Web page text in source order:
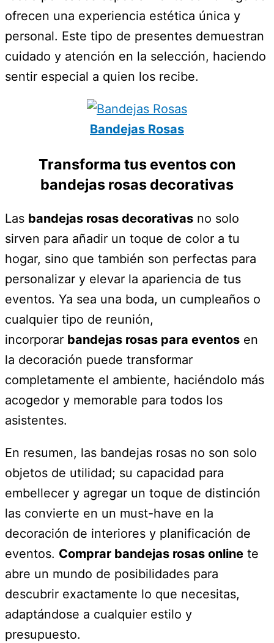
ofrecen una experiencia estética única y
personal. Este tipo de presentes demuestran
cuidado y atención en la selección, haciendo
sentir especial a quien los recibe.
Bandejas Rosas
Transforma tus eventos con
bandejas rosas decorativas
Las bandejas rosas decorativas no solo
sirven para añadir un toque de color a tu
hogar, sino que también son perfectas para
personalizar y elevar la apariencia de tus
eventos. Ya sea una boda, un cumpleaños o
cualquier tipo de reunión,
incorporar bandejas rosas para eventos en
la decoración puede transformar
completamente el ambiente, haciéndolo más
acogedor y memorable para todos los
asistentes.
En resumen, las bandejas rosas no son solo
objetos de utilidad; su capacidad para
embellecer y agregar un toque de distinción
las convierte en un must-have en la
decoración de interiores y planificación de
eventos. Comprar bandejas rosas online te
abre un mundo de posibilidades para
descubrir exactamente lo que necesitas,
adaptándose a cualquier estilo y
presupuesto.